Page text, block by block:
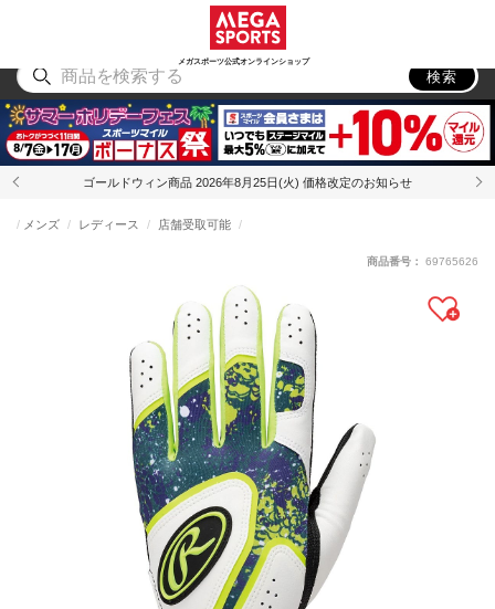
メガスポーツ公式オンラインショップ
アウトドア
検索
ゴールドウィン商品 2026年8月25日(火) 価格改定のお知らせ
メンズ レディース 店舗受取可能
商品番号： 69765626